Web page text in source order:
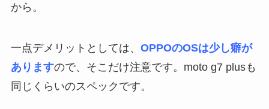
から。
一点デメリットとしては、 OPPOのOSは少し癖が
ありますので、そこだけ注意です。moto g7 plusも
同じくらいのスペックです。